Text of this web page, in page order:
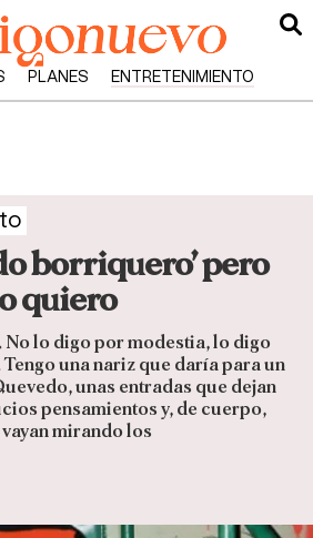
PLANES ENTRETENIMIENTO
borriquero’ pero
quiero
No lo digo por modestia, lo digo
una nariz que daría para un
unas entradas que dejan
pensamientos y, de cuerpo,
mirando los